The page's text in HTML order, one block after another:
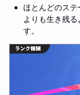
ほとんどのス
よりも生き残
す。